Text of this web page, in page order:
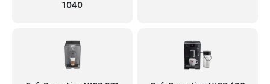
1040